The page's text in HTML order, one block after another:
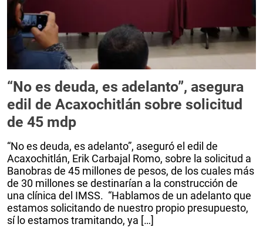
“No es deuda, es adelanto”, asegura
edil de Acaxochitlán sobre solicitud
de 45 mdp
“No es deuda, es adelanto”, aseguró el edil de
Acaxochitlán, Erik Carbajal Romo, sobre la solicitud a
Banobras de 45 millones de pesos, de los cuales más
de 30 millones se destinarían a la construcción de
una clínica del IMSS. “Hablamos de un adelanto que
estamos solicitando de nuestro propio presupuesto,
sí lo estamos tramitando, ya […]